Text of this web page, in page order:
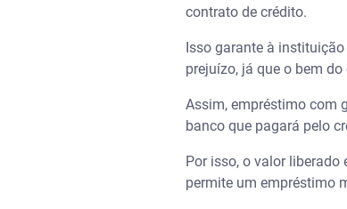
contrato de crédito.
Isso garante à
prejuízo, já que o bem
Assim, empréstimo com
banco que pagará pelo
Por isso, o valor
permite um empréstimo